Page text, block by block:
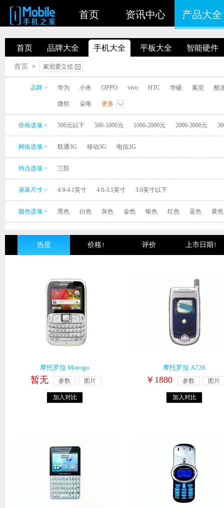
首页 资讯中心 产品大全
首页 品牌大全 手机大全 平板大全 智能硬件
首页 > 索尼爱立信
品牌 > 华为 小米 OPPO vivo HTC 华硕 索尼 酷
微软 朵唯 更多
价格选项 > 500元以下 500-1000元 1000-2000元 2000-3000元
网络选项 > 联通3G 移动3G 电信2G
特点选项 > 三防
屏幕尺寸 > 4.9-4.1英寸 4.0-3.1英寸 3.0英寸以下
颜色选项 > 黑色 白色 灰色 金色 银色 红色 蓝色 黄色
热度 价格↑ 评价 上市日期↑
摩托罗拉 Motogo
暂无 参数 图片
加入对比
摩托罗拉 A728
￥1880 参数 图片
加入对比